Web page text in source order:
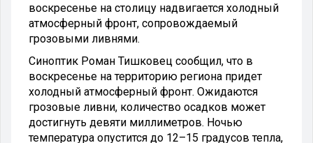
воскресенье на столицу надвигается холодный
атмосферный фронт, сопровождаемый
грозовыми ливнями.
Синоптик Роман Тишковец сообщил, что в
воскресенье на территорию региона придет
холодный атмосферный фронт. Ожидаются
грозовые ливни, количество осадков может
достигнуть девяти миллиметров. Ночью
температура опустится до 12–15 градусов тепла,